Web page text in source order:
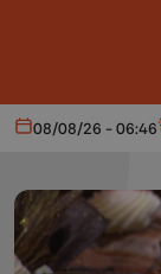
Aujourd'hui
08/08/26 - 06:46